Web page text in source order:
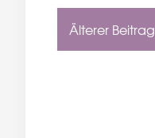
Älterer Beitrag